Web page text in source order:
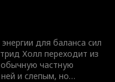
она
вернет ему
любую ее просьбу.
культурный шок,
совсем не то,
для баланса сил
Холл переходит из
частную
и слепым, но